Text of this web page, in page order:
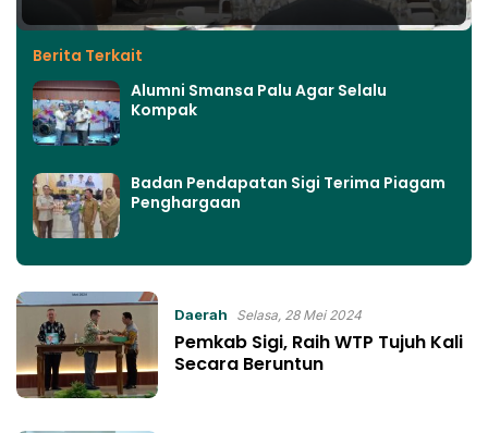
Berita Terkait
Alumni Smansa Palu Agar Selalu
Kompak
Badan Pendapatan Sigi Terima Piagam
Penghargaan
Daerah Selasa, 28 Mei 2024
Pemkab Sigi, Raih WTP Tujuh Kali
Secara Beruntun